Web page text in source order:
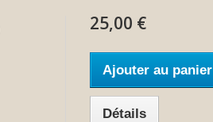
25,00 €
Ajouter au panier
Détails